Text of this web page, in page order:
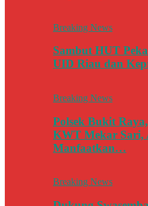
Breaking News
Sambut HUT
UID Riau dan
Breaking News
Polsek Bukit
KWT Mekar Sari,
Manfaatkan…
Breaking News